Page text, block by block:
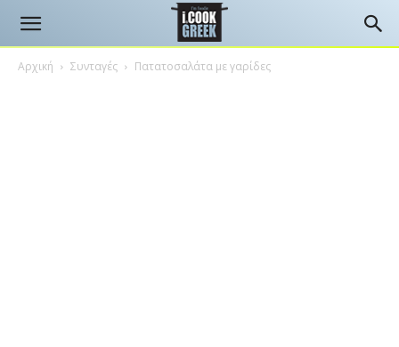
Αρχική Συνταγές Πατατοσαλάτα με γαρίδες